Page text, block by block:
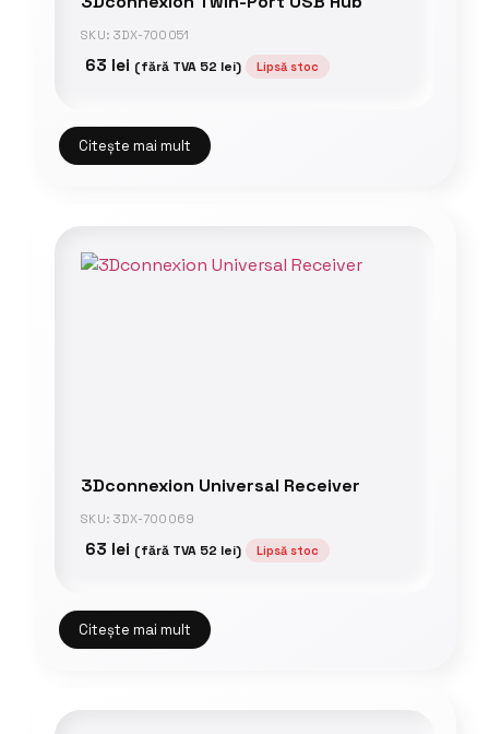
SKU: 3DX-700051
63 lei (fără TVA 52 lei) Lipsă stoc
Citește mai mult
3Dconnexion Universal Receiver
SKU: 3DX-700069
63 lei (fără TVA 52 lei) Lipsă stoc
Citește mai mult